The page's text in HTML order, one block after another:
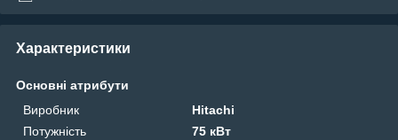
Характеристики
Основні атрибути
Виробник
Hitachi
Потужність
75 кВт